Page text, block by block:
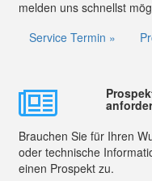
melden uns schnellst
Service Termin »
Brauchen Sie für Ihren
oder technische
einen Prospekt zu.